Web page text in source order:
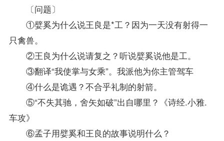
〔问题〕
①嬖奚为什么说王良是*工？因为一天没有射得一
只禽兽。
②王良为什么说请复之？听说嬖奚说他是工。
③翻译“我使掌与女乘”。我派他为你主管驾车
④什么是诡遇？不合乎礼制的射箭。
⑤“不失其驰，舍矢如破”出自哪里？《诗经.小雅.
车攻》
⑥孟子用嬖奚和王良的故事说明什么？